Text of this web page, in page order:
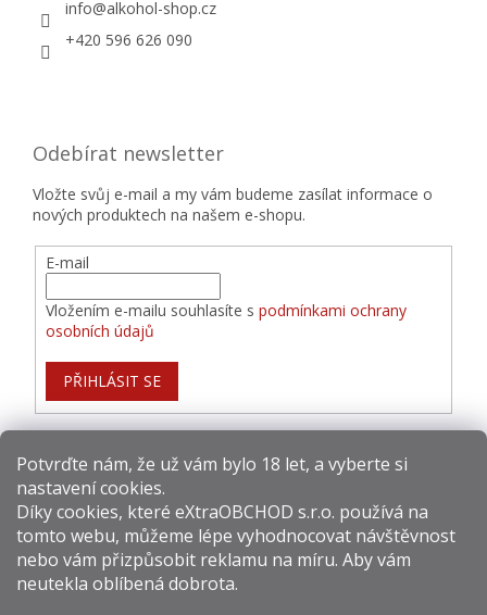
Potvrďte nám​​, že už vám bylo 18 let, a vyberte si
nastavení cookies.
Díky cookies, které eXtraOBCHOD s.r.o. používá na
tomto webu, můžeme lépe vyhodnocovat návštěvnost
nebo vám přizpůsobit reklamu na míru. Aby vám
neutekla oblíbená dobrota.
info@alkohol-shop.cz
+420 596 626 090
Odebírat newsletter
Vložte svůj e-mail a my vám budeme zasílat informace o
nových produktech na našem e-shopu.
E-mail
Vložením e-mailu souhlasíte s podmínkami ochrany
osobních údajů
PŘIHLÁSIT SE
Způsoby dopravy: